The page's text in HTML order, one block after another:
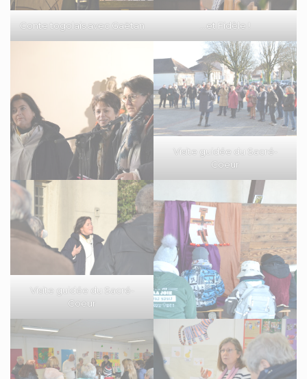
Conte togolais avec Gaëtan …et Fidèle !
Visite guidée du Sacré-
Coeur
Visite guidée du Sacré-
Coeur